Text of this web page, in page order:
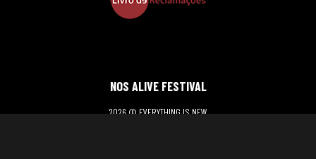
NOS ALIVE FESTIVAL
2026 © EVERYTHING IS NEW